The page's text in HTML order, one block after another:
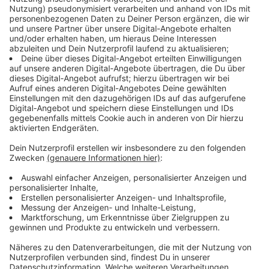
steht, der sich für das Klima einsetzt, für ökologische
Landwirtschaft, für Vielfalt und Demokratie und vor
allen Dingen für Vernunft".
Anzeige
Wolfgang Hyrenbach, AKV-Präsident
Ein Ordensritter wie man ihn sich wünscht